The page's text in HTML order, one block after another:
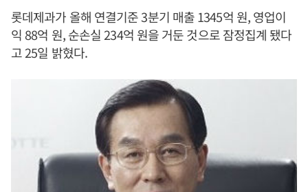
롯데제과가 올해 연결기준 3분기 매출 1345억 원, 영업이
익 88억 원, 순손실 234억 원을 거둔 것으로 잠정집계 됐다
고 25일 밝혔다.